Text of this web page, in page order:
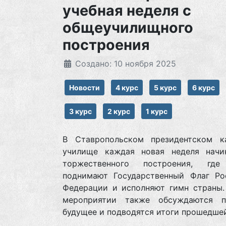
учебная неделя с
общеучилищного
построения
Создано: 10 ноября 2025
Новости 4 курс 5 курс 6 курс
3 курс 2 курс 1 курс
В Ставропольском президентском
училище каждая новая неделя
торжественного построения,
поднимают Государственный Флаг
Федерации и исполняют гимн
мероприятии также обсуждаются
будущее и подводятся итоги